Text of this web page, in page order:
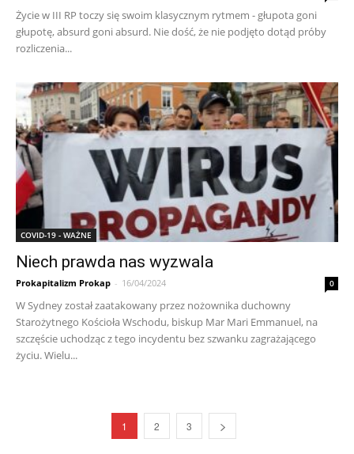
Życie w III RP toczy się swoim klasycznym rytmem - głupota goni
głupotę, absurd goni absurd. Nie dość, że nie podjęto dotąd próby
rozliczenia...
COVID-19 - WAŻNE
Niech prawda nas wyzwala
Prokapitalizm Prokap - 16/04/2024 0
W Sydney został zaatakowany przez nożownika duchowny
Starożytnego Kościoła Wschodu, biskup Mar Mari Emmanuel, na
szczęście uchodząc z tego incydentu bez szwanku zagrażającego
życiu. Wielu...
1 2 3